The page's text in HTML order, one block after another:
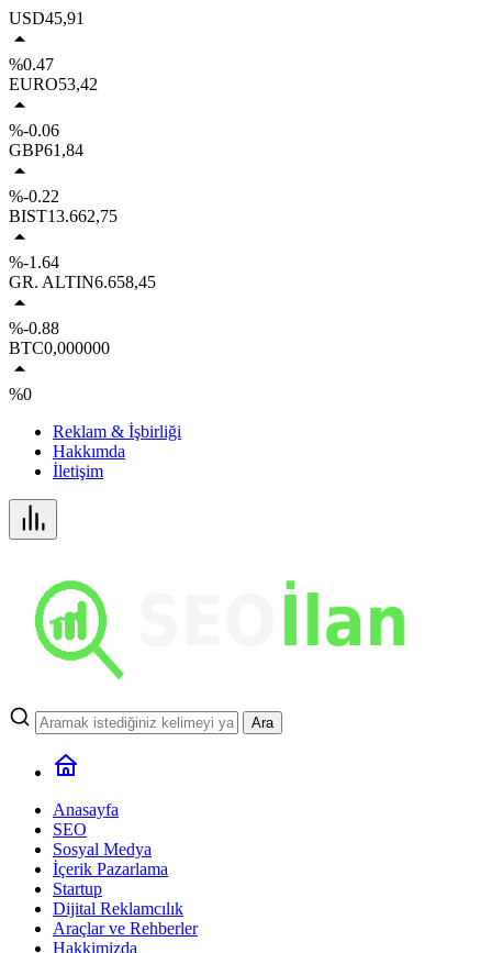
USD45,91
%0.47
EURO53,42
%-0.06
GBP61,84
%-0.22
BIST13.662,75
%-1.64
GR. ALTIN6.658,45
%-0.88
BTC0,000000
%0
Reklam & İşbirliği
Hakkımda
İletişim
Ara
Anasayfa
SEO
Sosyal Medya
İçerik Pazarlama
Startup
Dijital Reklamcılık
Araçlar ve Rehberler
Hakkimizda